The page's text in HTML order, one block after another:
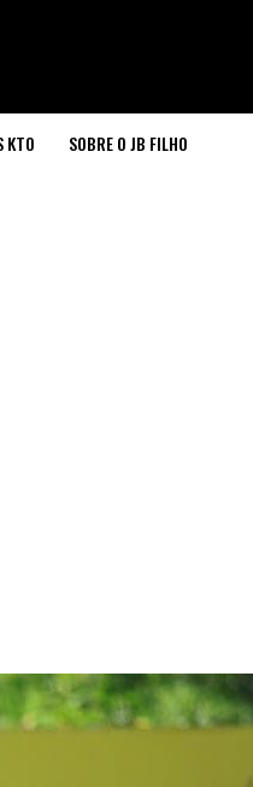
KTO SOBRE O JB FILHO